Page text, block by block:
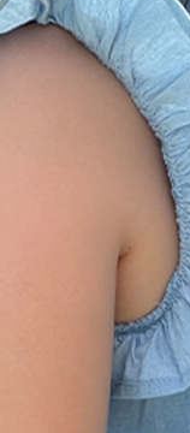
Descripción del